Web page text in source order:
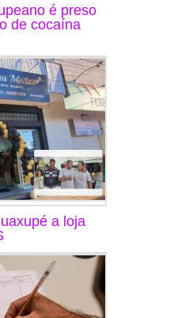
é preso
de cocaína
a loja